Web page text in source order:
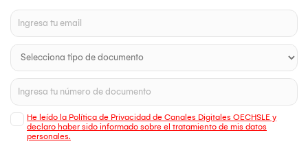
He leído la Política de Privacidad de Canales Digitales OECHSLE y
declaro haber sido informado sobre el tratamiento de mis datos
personales.